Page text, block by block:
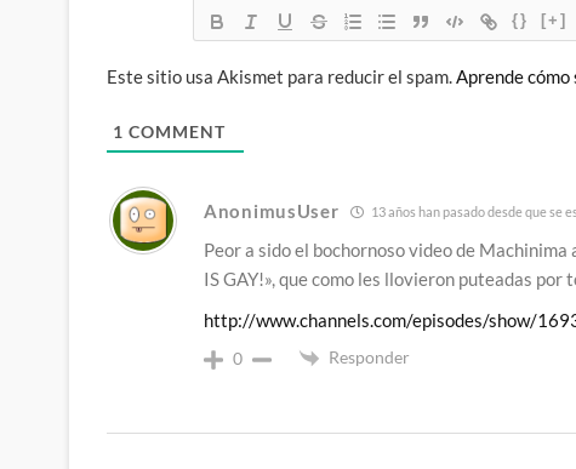
{} [+]
Este sitio usa Akismet para reducir el spam.Aprende cómo
1 COMMENT
AnonimusUser 13 años han pasado desde que se
Peor a sido el bochornoso video de
IS GAY!», que como les llovieron puteadas
http://www.channels.com/episodes/show/
0 Responder